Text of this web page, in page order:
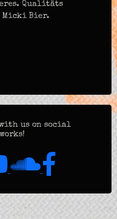
Qualitäts
Micki Bier.
us on social